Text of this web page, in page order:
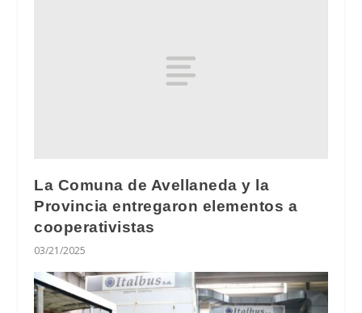
La Comuna de Avellaneda y la
Provincia entregaron elementos a
cooperativistas
03/21/2025